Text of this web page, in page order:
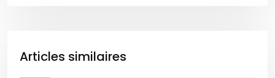
Articles similaires